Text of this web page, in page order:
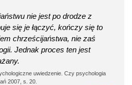
nie jest po drodze z
się je łączyć, kończy się to
chrześcijaństwa, nie zaś
Jednak proces ten jest
uwiedzenie. Czy psychologia
2007, s. 20.